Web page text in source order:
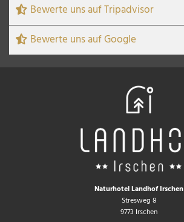
Bewerte uns auf Tripadvisor
Bewerte uns auf Google
Naturhotel Landhof Irschen
Stresweg 8
9773 Irschen